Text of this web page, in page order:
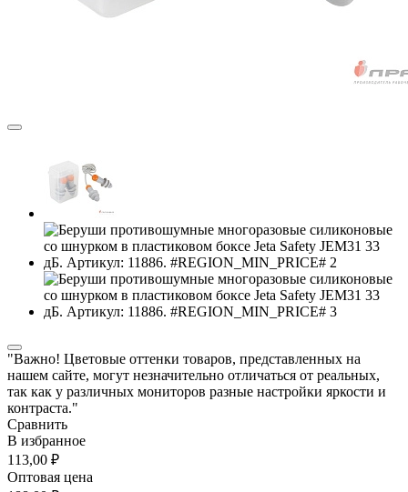
"Важно! Цветовые оттенки товаров, представленных на
нашем сайте, могут незначительно отличаться от реальных,
так как у различных мониторов разные настройки яркости и
контраста."
Сравнить
В избранное
113,00 ₽
Оптовая цена